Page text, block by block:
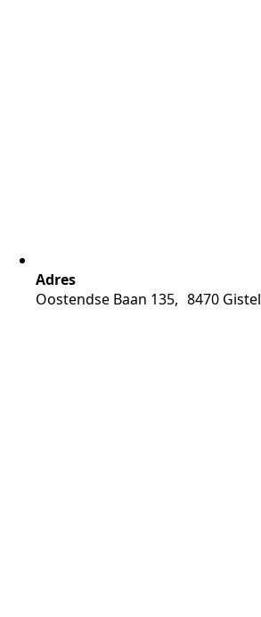
Adres
Oostendse Baan 135, 8470 Gistel